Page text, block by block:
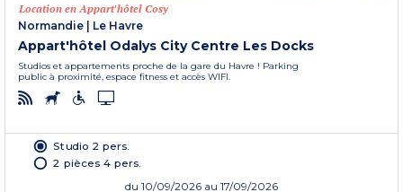
Location en Appart'hôtel Cosy
Normandie | Le Havre
Appart'hôtel Odalys City Centre Les Docks
Studios et appartements proche de la gare du Havre ! Parking
public à proximité, espace fitness et accès WIFI.
Studio 2 pers.
2 pièces 4 pers.
du 10/09/2026 au 17/09/2026